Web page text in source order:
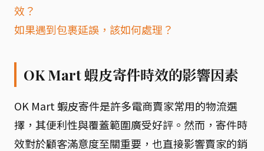
效？
如果遇到包裹延誤，該如何處理？
OK Mart 蝦皮寄件時效的影響因素
OK Mart 蝦皮寄件是許多電商賣家常用的物流選
擇，其便利性與覆蓋範圍廣受好評。然而，寄件時
效對於顧客滿意度至關重要，也直接影響賣家的銷